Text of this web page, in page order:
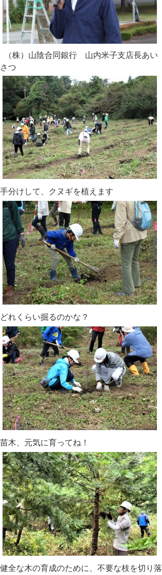
（株）山陰合同銀行 山内米子支店長あい
さつ
手分けして、クヌギを植えます
どれくらい掘るのかな？
苗木、元気に育ってね！
健全な木の育成のために、不要な枝を切り 落